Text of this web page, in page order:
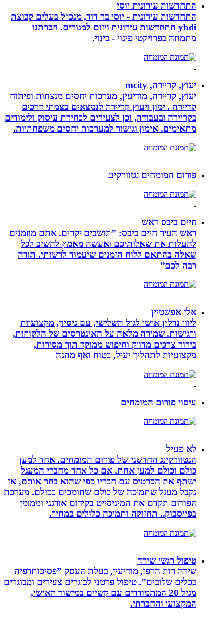
התחדשות עירונית יוסי
התחדשות עירונית - יוסי בר דוד, מנכ״ל בעלים קבוצת
ybdi התחדשות עירונית ויזום למגורים. חברתנו
מתמחה בפרויקטי פינוי - בינוי.
יעוץ, קריירה, mcity
יעוץ, קריירה, מודיעין, מערכות יחסים מנצחות ופיתוח
קריירה . ימון ויעוץ קריירה לנמצאים בצמתי דרכים
בקריירה ובעבודה, וכן לצעירים לבחירת עיסוק ולימודים
מתאימים. אימון וגישור למערכות יחסים משפחתיות.
פורום המומחים נטוורקינג
חיים ביבס ראש
ראש העיר חיים ביבס: ”תושבים יקרים. אתם מוזמנים
להעלות את שאלותיכם ואעשה מאמץ להשיב לכל
שאלה בהתאם ללוח הזמנים שיעמוד לרשותי. תודה
רבה לכם”
אלן אפשטיין
ליווי נדל״ן אישי לגיל השלישי, עם ניסיון, מקצועיות
ורגישות. שמירה מלאה על האינטרסים של הלקוחות,
בירור צרכים מדויק וחיפוש ממוקד תוך מסירות,
מקצועיות לתהליך יעיל, בטוח ואף מהנה
עיסוי פורום המומחים
לא פעיל
הנטוורקינג החדשני של פורום המומחים. אחד למען
כולם וכולם למען אחת. אם כל אחד מחברי המעגל
ישתף את הכרטיס עם חבריו כפי שהוא בחר אותם, אז
נקבל מעגל שתמיכה של כולם שתומכים בכולם. מערכת
הפורום תקדם את המיניסייט בקידום אורגני וממומן
בפייסבוק.. תחזוקה ותמיכה כלולים במחיר.
טיפול רגשי שירה
שירה רות הרפז, מודיעין, בעלת העסק ”פסיכותרפיה
בכלים שלובים”. טיפול פרטני לבוגרים צעירים ומבוגרים
מגיל 20 המתמודדים עם קשיים במישור האישי,
המקצועי והחברתי.